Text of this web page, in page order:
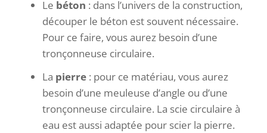
Le béton : dans l’univers de la construction,
découper le béton est souvent nécessaire.
Pour ce faire, vous aurez besoin d’une
tronçonneuse circulaire.
La pierre : pour ce matériau, vous aurez
besoin d’une meuleuse d’angle ou d’une
tronçonneuse circulaire. La scie circulaire à
eau est aussi adaptée pour scier la pierre.